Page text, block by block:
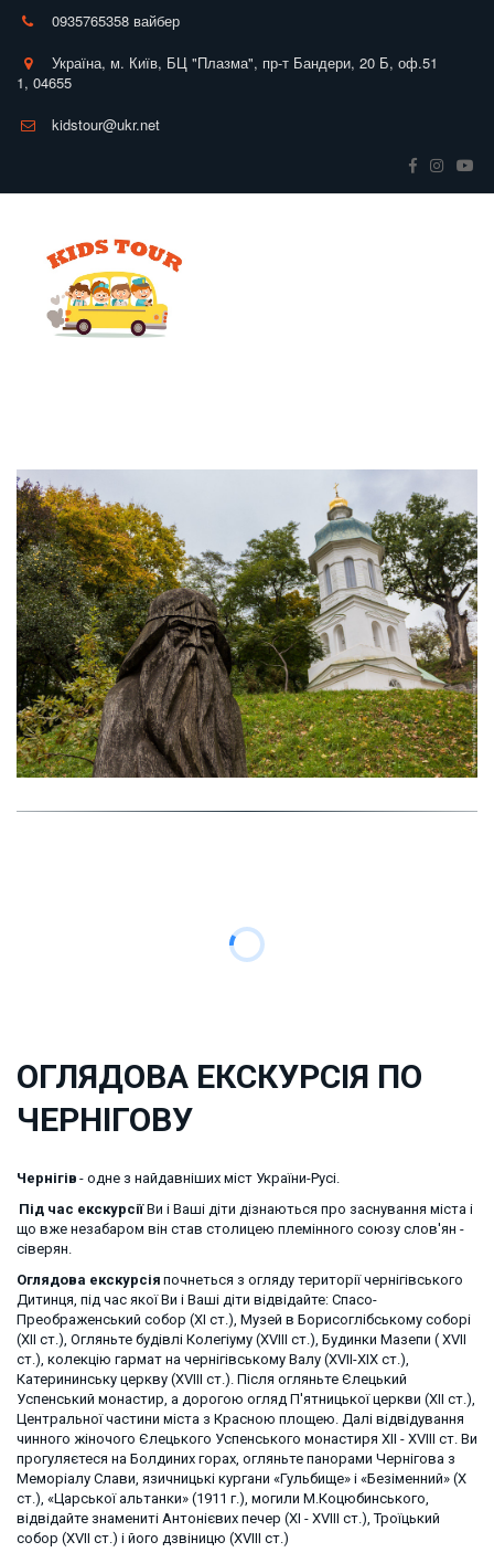
0935765358 вайбер
Україна, м. Київ, БЦ "Плазма", пр-т Бандери, 20 Б, оф.51
1, 04655
kidstour@ukr.net
ОГЛЯДОВА ЕКСКУРСІЯ ПО
ЧЕРНІГОВУ
Чернігів - одне з найдавніших міст України-Русі.
Під час екскурсії Ви і Ваші діти дізнаються про заснування міста і
що вже незабаром він став столицею племінного союзу слов'ян -
сіверян.
Оглядова екскурсія почнеться з огляду території чернігівського
Дитинця, під час якої Ви і Ваші діти відвідайте: Спасо-
Преображенський собор (ХІ ст.), Музей в Борисоглібському соборі
(ХІІ ст.), Огляньте будівлі Колегіуму (ХVIII ст.), Будинки Мазепи ( ХVII
ст.), колекцію гармат на чернігівському Валу (ХVII-ХIХ ст.),
Катерининську церкву (XVIII ст.). Після огляньте Єлецький
Успенський монастир, а дорогою огляд П'ятницької церкви (ХІІ ст.),
Центральної частини міста з Красною площею. Далі відвідування
чинного жіночого Єлецького Успенського монастиря ХII - ХVIII ст. Ви
прогуляєтеся на Болдиних горах, огляньте панорами Чернігова з
Меморіалу Слави, язичницькі кургани «Гульбище» і «Безіменний» (Х
ст.), «Царської альтанки» (1911 г.), могили М.Коцюбинського,
відвідайте знамениті Антонієвих печер (ХІ - ХVIII ст.), Троїцький
собор (XVII ст.) і його дзвіницю (XVIII ст.)